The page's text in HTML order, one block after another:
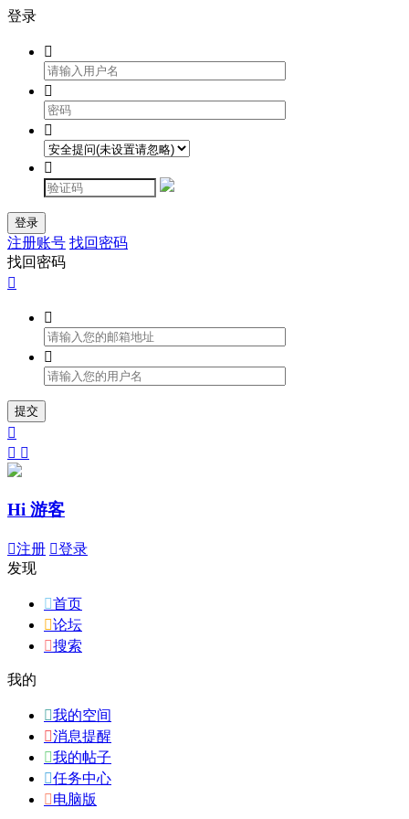
登录




登录
注册账号 找回密码
找回密码



提交

 
Hi 游客
注册 登录
发现
首页
论坛
搜索
我的
我的空间
消息提醒
我的帖子
任务中心
电脑版